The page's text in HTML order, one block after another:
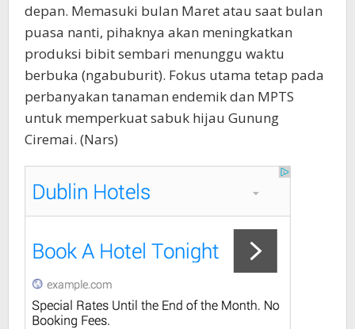
depan. Memasuki bulan Maret atau saat bulan
puasa nanti, pihaknya akan meningkatkan
produksi bibit sembari menunggu waktu
berbuka (ngabuburit). Fokus utama tetap pada
perbanyakan tanaman endemik dan MPTS
untuk memperkuat sabuk hijau Gunung
Ciremai. (Nars)